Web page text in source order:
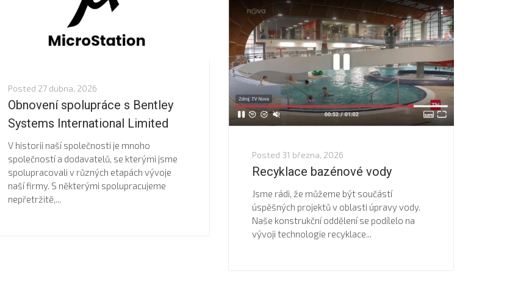
Posted 27 dubna, 2026
Obnovení spolupráce s Bentley
Systems International Limited
V historii naší společnosti je mnoho
společností a dodavatelů, se kterými jsme
spolupracovali v různých etapách vývoje
naší firmy. S některými spolupracujeme
nepřetržitě,...
Posted 31 března, 2026
Recyklace bazénové vody
Jsme rádi, že můžeme být součástí
úspěšných projektů v oblasti úpravy vody.
Naše konstrukční oddělení se podílelo na
vývoji technologie recyklace...